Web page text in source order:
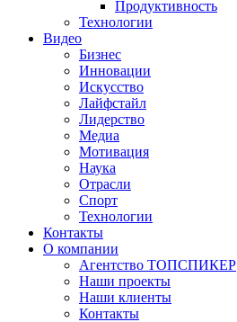
Продуктивность
Технологии
Видеo
Бизнес
Инновации
Искусство
Лайфстайл
Лидерство
Медиа
Мотивация
Наука
Отрасли
Спорт
Технологии
Контакты
О компании
Агентство ТОПСПИКЕР
Наши проекты
Наши клиенты
Контакты